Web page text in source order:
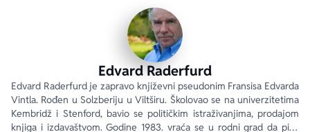
Edvard Raderfurd
Edvard Raderfurd je zapravo književni pseudonim Fransisa Edvarda
Vintla. Rođen u Solzberiju u Viltširu. Školovao se na univerzitetima
Kembridž i Stenford, bavio se političkim istraživanjima, prodajom
knjiga i izdavaštvom. Godine 1983. vraća se u rodni grad da piše